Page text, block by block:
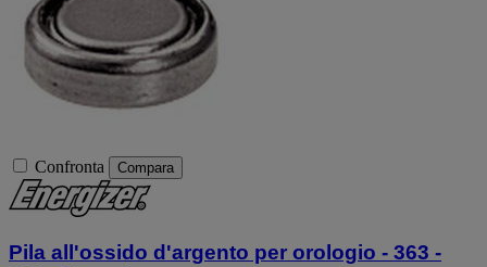
Confronta Compara
Pila all'ossido d'argento per orologio - 363 -